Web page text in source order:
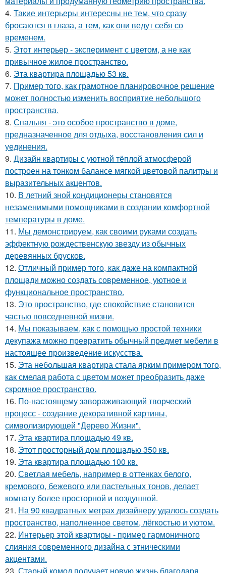
4. Такие интерьеры интересны не тем, что сразу
бросаются в глаза, а тем, как они ведут себя со
временем.
5. Этот интерьер - эксперимент с цветом, а не как
привычное жилое пространство.
6. Эта квартира площадью 53 кв.
7. Пример того, как грамотное планировочное решение
может полностью изменить восприятие небольшого
пространства.
8. Спальня - это особое пространство в доме,
предназначенное для отдыха, восстановления сил и
уединения.
9. Дизайн квартиры с уютной тёплой атмосферой
построен на тонком балансе мягкой цветовой палитры и
выразительных акцентов.
10. В летний зной кондиционеры становятся
незаменимыми помощниками в создании комфортной
температуры в доме.
11. Мы демонстрируем, как своими руками создать
эффектную рождественскую звезду из обычных
деревянных брусков.
12. Отличный пример того, как даже на компактной
площади можно создать современное, уютное и
функциональное пространство.
13. Это пространство, где спокойствие становится
частью повседневной жизни.
14. Мы показываем, как с помощью простой техники
декупажа можно превратить обычный предмет мебели в
настоящее произведение искусства.
15. Эта небольшая квартира стала ярким примером того,
как смелая работа с цветом может преобразить даже
скромное пространство.
16. По-настоящему завораживающий творческий
процесс - создание декоративной картины,
символизирующей "Дерево Жизни".
17. Эта квартира площадью 49 кв.
18. Этот просторный дом площадью 350 кв.
19. Эта квартира площадью 100 кв.
20. Светлая мебель, например в оттенках белого,
кремового, бежевого или пастельных тонов, делает
комнату более просторной и воздушной.
21. На 90 квадратных метрах дизайнеру удалось создать
пространство, наполненное светом, лёгкостью и уютом.
22. Интерьер этой квартиры - пример гармоничного
слияния современного дизайна с этническими
акцентами.
23. Старый комод получает новую жизнь благодаря